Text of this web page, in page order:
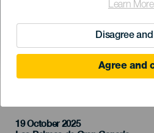
Learn
Disagree
Agree and
19 October 2025